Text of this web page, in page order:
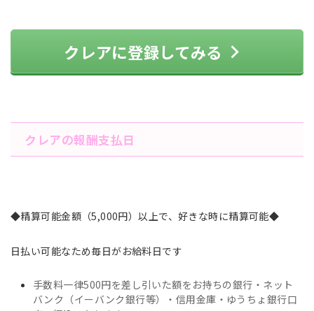
クレアに登録してみる
クレアの報酬支払日
◆精算可能金額（5,000円）以上で、好きな時に精算可能◆
日払い可能なため毎日がお給料日です
手数料一律500円を差し引いた額をお持ちの銀行・ネット
バンク（イーバンク銀行等）・信用金庫・ゆうちょ銀行口